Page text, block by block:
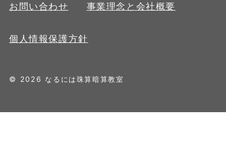
お問い合わせ 事業理念と会社概要
個人情報保護方針
© 2026 なるには珠算暗算教室